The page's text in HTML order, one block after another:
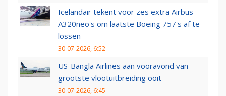
Icelandair tekent voor zes extra Airbus
A320neo's om laatste Boeing 757's af te
lossen
30-07-2026, 6:52
US-Bangla Airlines aan vooravond van
grootste vlootuitbreiding ooit
30-07-2026, 6:45